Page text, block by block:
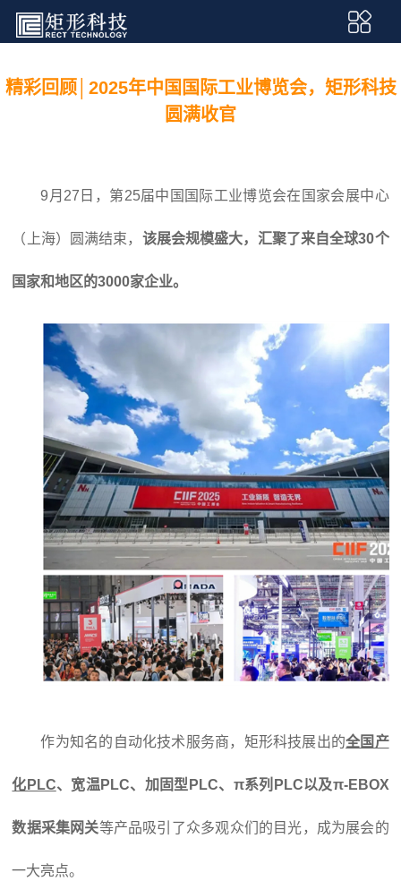
精彩回顾│2025年中国国际工业博览会，矩形科技
圆满收官
9月27日，第25届中国国际工业博览会在国家会展中心
（上海）圆满结束， 该展会规模盛大，汇聚了来自全球30个
国家和地区的3000家企业。
作为知名的自动化技术服务商，矩形科技展出的全国产
化PLC、宽温PLC、加固型PLC、π系列PLC以及π-EBOX
数据采集网关等产品吸引了众多观众们的目光，成为展会的
一大亮点。